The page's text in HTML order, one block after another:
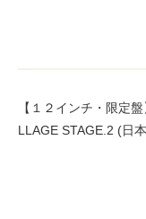
【１２インチ・限定
LLAGE STAGE.2 (日